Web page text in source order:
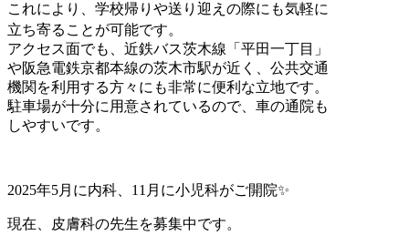
これにより、学校帰りや送り迎えの際にも気軽に
立ち寄ることが可能です。
アクセス面でも、近鉄バス茨木線「平田一丁目」
や阪急電鉄京都本線の茨木市駅が近く、公共交通
機関を利用する方々にも非常に便利な立地です。
駐車場が十分に用意されているので、車の通院も
しやすいです。
2025年5月に内科、11月に小児科がご開院✨
現在、皮膚科の先生を募集中です。